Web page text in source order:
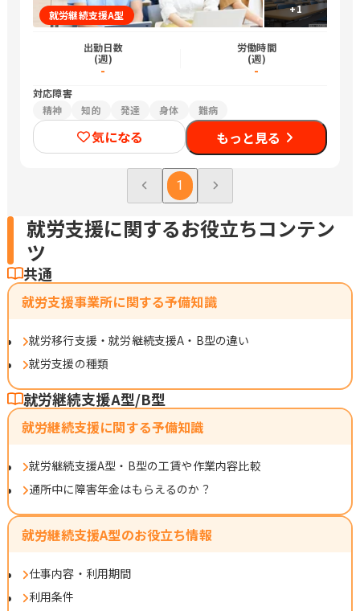
+1
就労継続支援A型
出勤日数
(週)
-
労働時間
(週)
-
対応障害
精神
知的 発達 身体 難病
気になる もっと見る
1
就労支援に関するお役立ちコンテン
ツ
共通
就労支援事業所に関する予備知識
就労移行支援・就労継続支援A・B型の違い
就労支援の種類
就労継続支援A型/B型
就労継続支援に関する予備知識
就労継続支援A型・B型の工賃や作業内容比較
通所中に障害年金はもらえるのか？
就労継続支援A型のお役立ち情報
仕事内容・利用期間
利用条件